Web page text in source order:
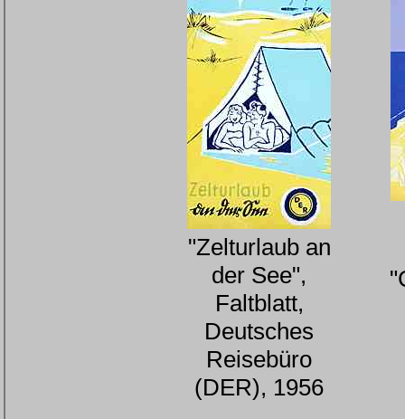
"Zelturlaub an
der See",
Faltblatt,
Deutsches
Reisebüro
(DER), 1956